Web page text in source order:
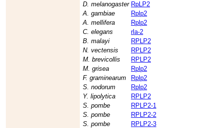
D. melanogaster RpLP2
A. gambiae
Rplp2
A. mellifera
Rplp2
C. elegans
rla-2
B. malayi
RPLP2
N. vectensis
RPLP2
M. brevicollis
RPLP2
M. grisea
Rplp2
F. graminearum
Rplp2
S. nodorum
Rplp2
Y. lipolytica
RPLP2
S. pombe
RPLP2-1
S. pombe
RPLP2-2
S. pombe
RPLP2-3